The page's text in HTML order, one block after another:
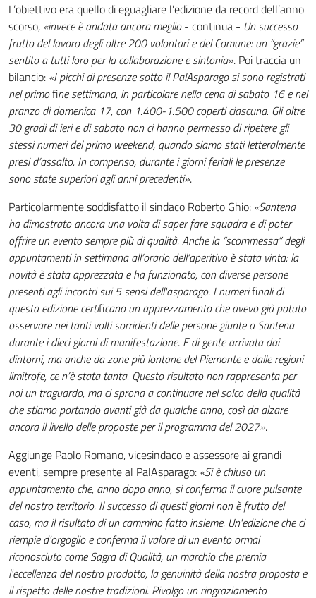
L’obiettivo era quello di eguagliare l’edizione da record dell’anno
scorso, «invece è andata ancora meglio- continua - Un successo
frutto del lavoro degli oltre 200 volontari e del Comune: un “grazie”
sentito a tutti loro per la collaborazione e sintonia». Poi traccia un
bilancio: «I picchi di presenze sotto il PalAsparago si sono registrati
nel primofine settimana, in particolare nella cena di sabato 16 e nel
pranzo di domenica 17, con 1.400-1.500 coperti ciascuna. Gli oltre
30 gradi di ieri e di sabato non ci hanno permesso di ripetere gli
stessi numeri del primo weekend, quando siamo stati letteralmente
presi d’assalto. In compenso, durante i giorni feriali le presenze
sono state superiori agli anni precedenti».
Particolarmente soddisfatto il sindaco Roberto Ghio: «Santena
ha dimostrato ancora una volta di saper fare squadra e di poter
offrire un evento sempre più di qualità. Anche la “scommessa” degli
appuntamenti in settimana all’orario dell’aperitivo è stata vinta: la
novità è stata apprezzata e ha funzionato, con diverse persone
presenti agli incontri sui 5 sensi dell'asparago. I numerifinali di
questa edizione certificano un apprezzamento che avevo già potuto
osservare nei tanti volti sorridenti delle persone giunte a Santena
durante i dieci giorni di manifestazione. E di gente arrivata dai
dintorni, ma anche da zone più lontane del Piemonte e dalle regioni
limitrofe, ce n’è stata tanta. Questo risultato non rappresenta per
noi un traguardo, ma ci sprona a continuare nel solco della qualità
che stiamo portando avanti già da qualche anno, così da alzare
ancora il livello delle proposte per il programma del 2027».
Aggiunge Paolo Romano, vicesindaco e assessore ai grandi
eventi, sempre presente al PalAsparago: «Si è chiuso un
appuntamento che, anno dopo anno, si conferma il cuore pulsante
del nostro territorio. Il successo di questi giorni non è frutto del
caso, ma il risultato di un cammino fatto insieme. Un'edizione che ci
riempie d'orgoglio e conferma il valore di un evento ormai
riconosciuto come Sagra di Qualità, un marchio che premia
l'eccellenza del nostro prodotto, la genuinità della nostra proposta e
il rispetto delle nostre tradizioni. Rivolgo un ringraziamento